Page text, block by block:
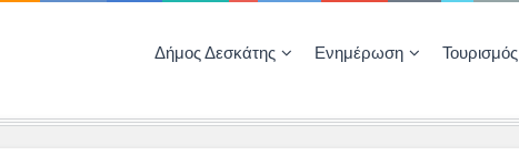
Δήμος Δεσκάτης Ενημέρωση Τουρισμός